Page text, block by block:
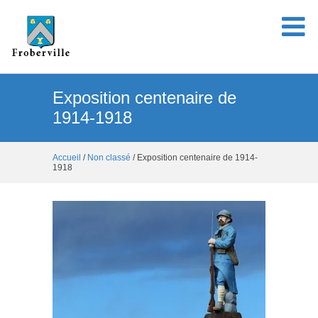
Exposition centenaire de
1914-1918
Accueil / Non classé / Exposition centenaire de 1914-
1918